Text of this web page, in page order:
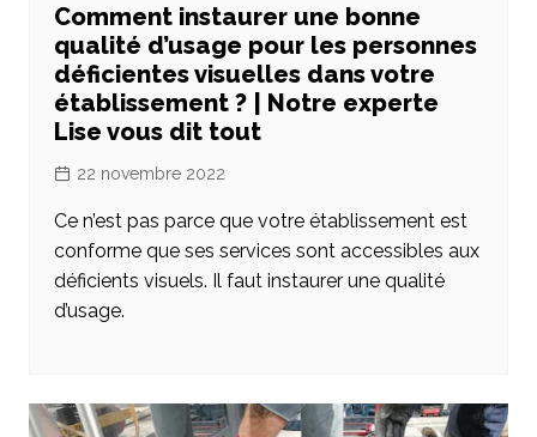
Comment instaurer une bonne
qualité d’usage pour les personnes
déficientes visuelles dans votre
établissement ? | Notre experte
Lise vous dit tout
22 novembre 2022
Ce n’est pas parce que votre établissement est
conforme que ses services sont accessibles aux
déficients visuels. Il faut instaurer une qualité
d’usage.